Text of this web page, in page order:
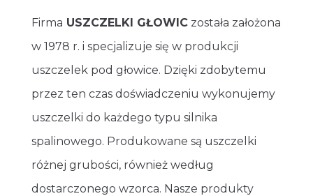
Firma USZCZELKI GŁOWIC została założona
w 1978 r. i specjalizuje się w produkcji
uszczelek pod głowice. Dzięki zdobytemu
przez ten czas doświadczeniu wykonujemy
uszczelki do każdego typu silnika
spalinowego. Produkowane są uszczelki
różnej grubości, również według
dostarczonego wzorca. Nasze produkty